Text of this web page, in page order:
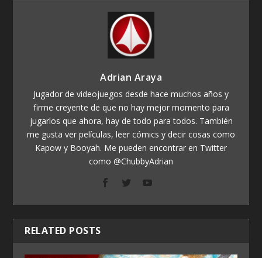
Adrian Araya
Jugador de videojuegos desde hace muchos años y
firme creyente de que no hay mejor momento para
jugarlos que ahora, hay de todo para todos. También
me gusta ver películas, leer cómics y decir cosas como
Kapow y Booyah. Me pueden encontrar en Twitter
como @ChubbyAdrian
RELATED POSTS